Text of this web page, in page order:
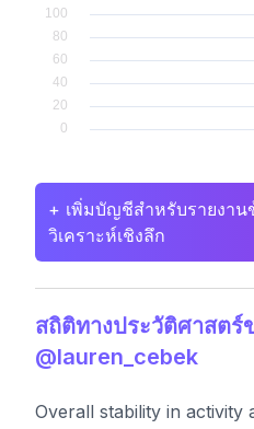
+ เพิ่มบัญชีสำหรับรายงาน
วิเคราะห์เชิงลึก
สถิติทางประวัติศาสตร์
@lauren_cebek
Overall stability in activity